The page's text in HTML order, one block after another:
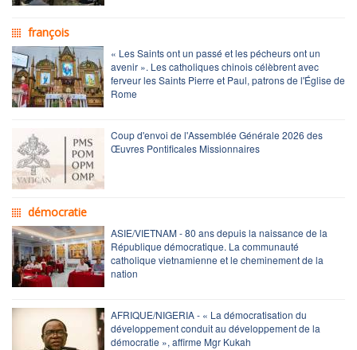
françois
« Les Saints ont un passé et les pécheurs ont un
avenir ». Les catholiques chinois célèbrent avec
ferveur les Saints Pierre et Paul, patrons de l'Église de
Rome
Coup d'envoi de l'Assemblée Générale 2026 des
Œuvres Pontificales Missionnaires
démocratie
ASIE/VIETNAM - 80 ans depuis la naissance de la
République démocratique. La communauté
catholique vietnamienne et le cheminement de la
nation
AFRIQUE/NIGERIA - « La démocratisation du
développement conduit au développement de la
démocratie », affirme Mgr Kukah